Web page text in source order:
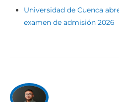
Universidad de Cuenca
examen de admisión 2026